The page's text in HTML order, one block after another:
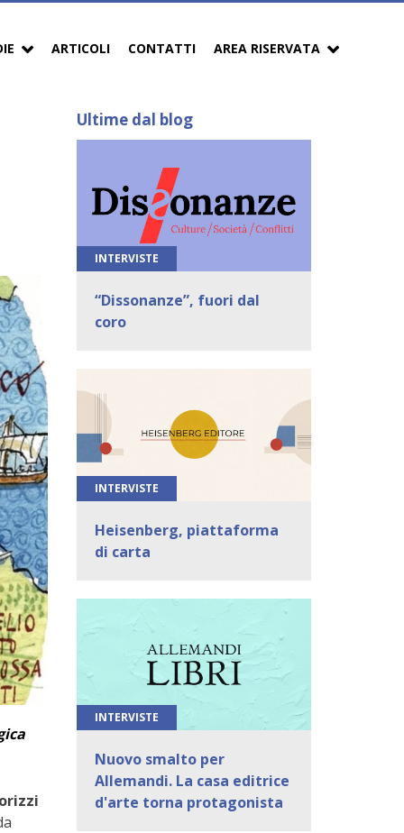
ARTICOLI CONTATTI AREA RISERVATA
Ultime dal blog
INTERVISTE
“Dissonanze”, fuori dal
coro
INTERVISTE
Heisenberg, piattaforma
di carta
INTERVISTE
Nuovo smalto per
Allemandi. La casa editrice
d'arte torna protagonista